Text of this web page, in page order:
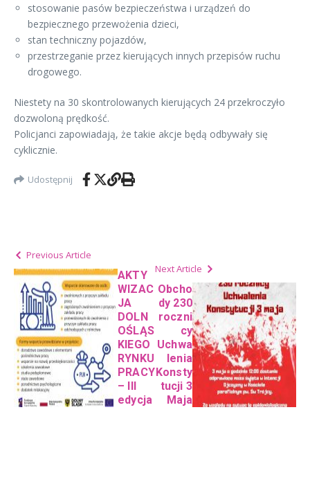
stosowanie pasów bezpieczeństwa i urządzeń do
bezpiecznego przewożenia dzieci,
stan techniczny pojazdów,
przestrzeganie przez kierujących innych przepisów ruchu
drogowego.
Niestety na 30 skontrolowanych kierujących 24 przekroczyło
dozwoloną prędkość.
Policjanci zapowiadają, że takie akcje będą odbywały się
cyklicznie.
Udostępnij
Previous Article
AKTY
WIZAC
JA
DOLN
OŚLĄS
KIEGO
RYNKU
PRACY
– III
edycja
Next Article
Obcho
dy 230
roczni
cy
Uchwa
lenia
Konsty
tucji 3
Maja